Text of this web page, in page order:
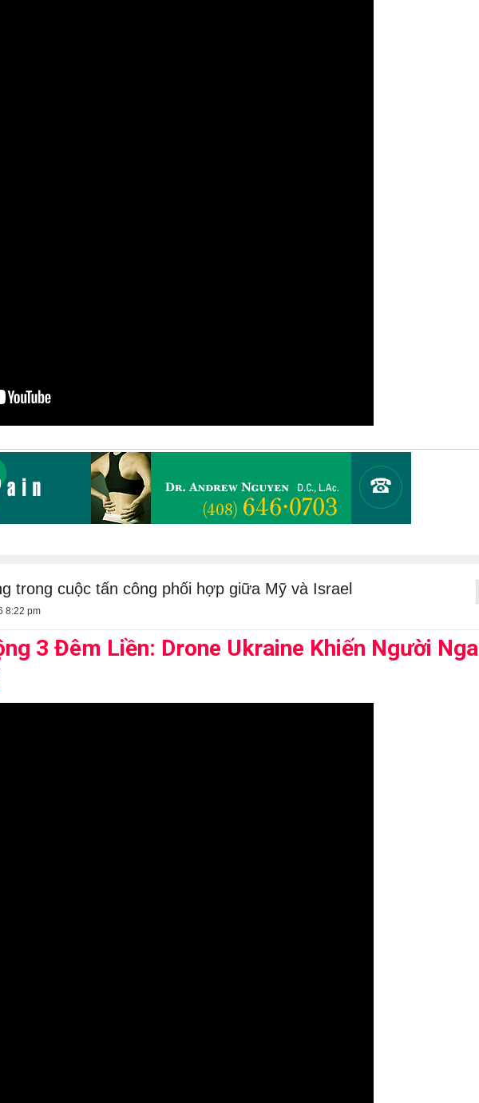
trong cuộc tấn công phối hợp giữa Mỹ và Israel
8:22 pm
3 Đêm Liền: Drone Ukraine Khiến Người Nga